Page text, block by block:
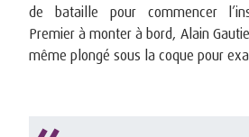
de bataille pour commencer
Premier à monter à bord, Alain
même plongé sous la coque pour